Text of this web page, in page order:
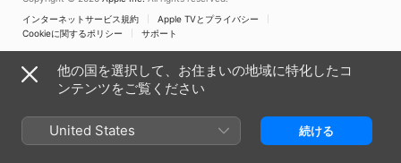
インターネットサービス規約
Apple TVとプライバシー
Cookieに関するポリシー
サポート
他の国を選択して、お住まいの地域に特化したコ
ンテンツをご覧ください
United States 続ける